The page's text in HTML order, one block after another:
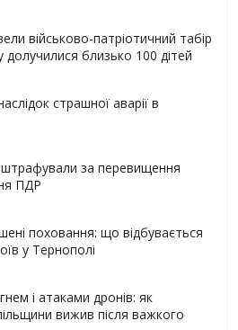
військово-патріотичний табір
долучилися близько 100 дітей
страшної аварії в
за перевищення
ПДР
поховання: що відбувається
у Тернополі
і атаками дронів: як
вижив після важкого